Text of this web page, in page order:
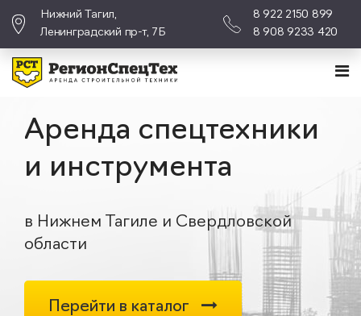
Нижний Тагил,
Ленинградский пр-т, 7Б
8 922 2150 899
8 908 9233 420
Аренда спецтехники
и инструмента
в Нижнем Тагиле и Свердловской
области
Перейти в каталог